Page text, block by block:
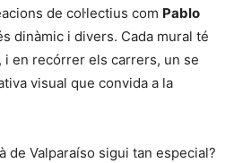
de col·lectius com Pablo
dinàmic i divers. Cada mural té
i en recórrer els carrers, un se
visual que convida a la
de Valparaíso sigui tan especial?